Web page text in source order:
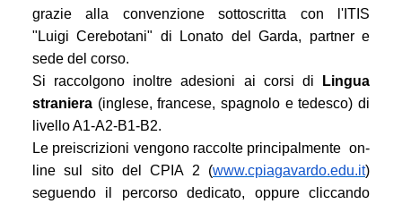
grazie alla convenzione sottoscritta con l'ITIS
"Luigi Cerebotani" di Lonato del Garda, partner e
sede del corso.
Si raccolgono inoltre adesioni ai corsi di
Lingua
straniera (inglese, francese, spagnolo e tedesco) di
livello A1-A2-B1-B2.
Le preiscrizioni vengono raccolte principalmente on-
line sul sito del CPIA 2 (www.cpiagavardo.edu.it)
seguendo il percorso dedicato, oppure cliccando